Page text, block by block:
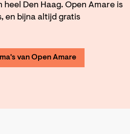
Den Haag. Open Amare is
en bijna altijd gratis
van Open Amare